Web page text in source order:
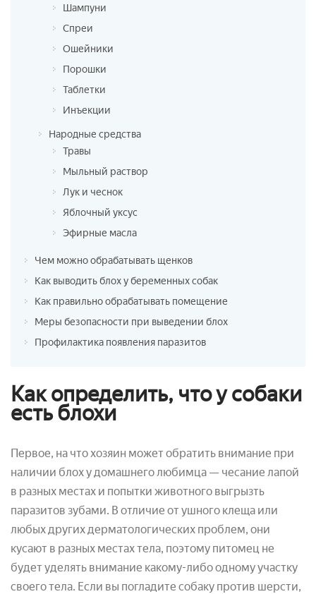
Шампуни
Спреи
Ошейники
Порошки
Таблетки
Инъекции
Народные средства
Травы
Мыльный раствор
Лук и чеснок
Яблочный уксус
Эфирные масла
Чем можно обрабатывать щенков
Как выводить блох у беременных собак
Как правильно обрабатывать помещение
Меры безопасности при выведении блох
Профилактика появления паразитов
Как определить, что у собаки
есть блохи
Первое, на что хозяин может обратить внимание при
наличии блох у домашнего любимца — чесание лапой
в разных местах и попытки животного выгрызть
паразитов зубами. В отличие от ушного клеща или
любых других дерматологических проблем, они
кусают в разных местах тела, поэтому питомец не
будет уделять внимание какому-либо одному участку
своего тела. Если вы погладите собаку против шерсти,